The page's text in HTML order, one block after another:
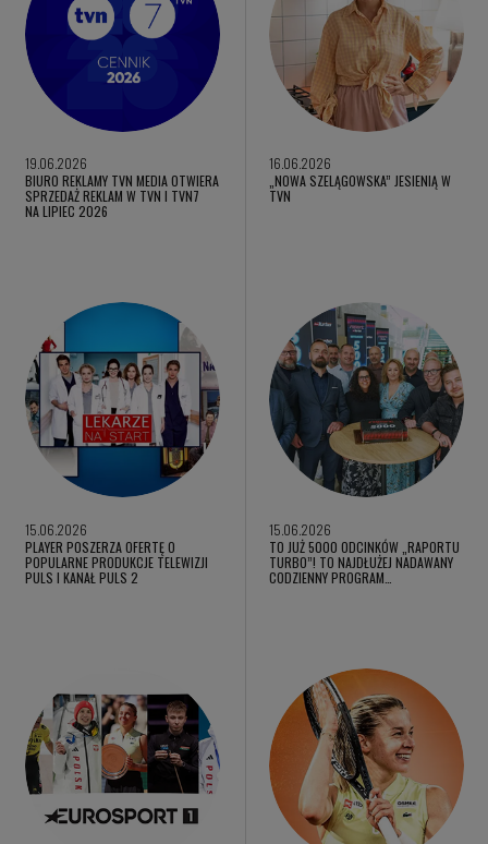
19.06.2026
BIURO REKLAMY TVN MEDIA OTWIERA
SPRZEDAŻ REKLAM W TVN I TVN7
NA LIPIEC 2026
16.06.2026
„NOWA SZELĄGOWSKA” JESIENIĄ W
TVN
15.06.2026
PLAYER POSZERZA OFERTĘ O
POPULARNE PRODUKCJE TELEWIZJI
PULS I KANAŁ PULS 2
15.06.2026
TO JUŻ 5000 ODCINKÓW „RAPORTU
TURBO”! TO NAJDŁUŻEJ NADAWANY
CODZIENNY PROGRAM…